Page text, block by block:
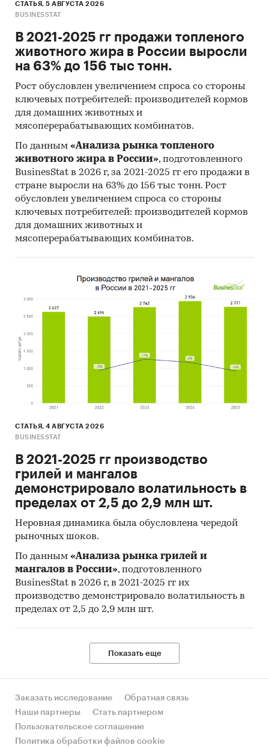
СТАТЬЯ, 5 АВГУСТА 2026
BUSINESSTAT
В 2021-2025 гг продажи топленого
животного жира в России выросли
на 63% до 156 тыс тонн.
Рост обусловлен увеличением спроса со стороны
ключевых потребителей: производителей кормов
для домашних животных и
мясоперерабатывающих комбинатов.
По данным «Анализа рынка топленого
животного жира в России», подготовленного
BusinesStat в 2026 г, за 2021-2025 гг его продажи в
стране выросли на 63% до 156 тыс тонн. Рост
обусловлен увеличением спроса со стороны
ключевых потребителей: производителей кормов
для домашних животных и
мясоперерабатывающих комбинатов.
СТАТЬЯ, 4 АВГУСТА 2026
BUSINESSTAT
В 2021-2025 гг производство
грилей и мангалов
демонстрировало волатильность в
пределах от 2,5 до 2,9 млн шт.
Неровная динамика была обусловлена чередой
рыночных шоков.
По данным «Анализа рынка грилей и
мангалов в России», подготовленного
BusinesStat в 2026 г, в 2021-2025 гг их
производство демонстрировало волатильность в
пределах от 2,5 до 2,9 млн шт.
Показать еще
Заказать исследование
Обратная связь
Наши партнеры
Стать партнером
Пользовательское соглашение
Политика обработки файлов cookie